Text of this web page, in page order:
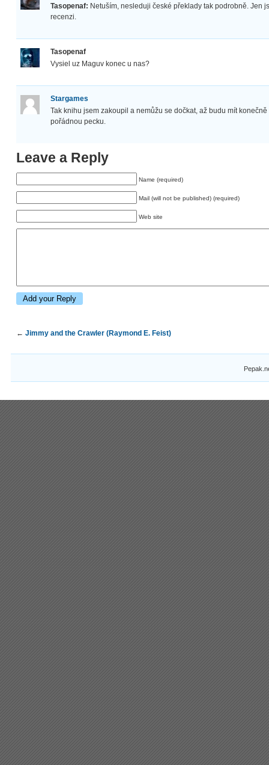
Tasopenaf: Netuším, nesleduji české překlady tak podrobně. Jen
recenzi.
Tasopenaf
Vysiel uz Maguv konec u nas?
Stargames
Tak knihu jsem zakoupil a nemůžu se dočkat, až budu mít
pořádnou pecku.
Leave a Reply
Name (required)
Mail (will not be published) (required)
Web site
← Jimmy and the Crawler (Raymond E. Feist)